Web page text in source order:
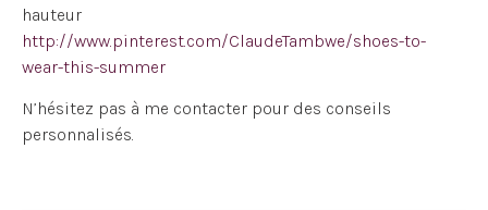
hauteur
http://www.pinterest.com/ClaudeTambwe/shoes-to-
wear-this-summer
N’hésitez pas à me contacter pour des conseils
personnalisés.